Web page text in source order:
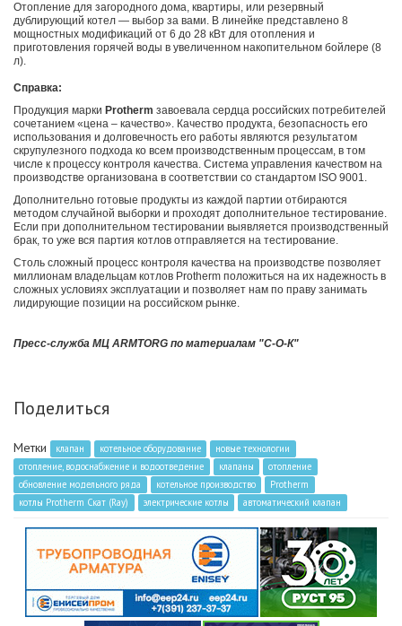
Отопление для загородного дома, квартиры, или резервный
дублирующий котел — выбор за вами. В линейке представлено 8
мощностных модификаций от 6 до 28 кВт для отопления и
приготовления горячей воды в увеличенном накопительном бойлере (8
л).
Справка:
Продукция марки Protherm завоевала сердца российских потребителей
сочетанием «цена – качество». Качество продукта, безопасность его
использования и долговечность его работы являются результатом
скрупулезного подхода ко всем производственным процессам, в том
числе к процессу контроля качества. Система управления качеством на
производстве организована в соответствии со стандартом ISO 9001.
Дополнительно готовые продукты из каждой партии отбираются
методом случайной выборки и проходят дополнительное тестирование.
Если при дополнительном тестировании выявляется производственный
брак, то уже вся партия котлов отправляется на тестирование.
Столь сложный процесс контроля качества на производстве позволяет
миллионам владельцам котлов Protherm положиться на их надежность в
сложных условиях эксплуатации и позволяет нам по праву занимать
лидирующие позиции на российском рынке.
Пресс-служба МЦ ARMTORG по материалам "С-О-К"
Поделиться
Метки клапан котельное оборудование
новые технологии
отопление, водоснабжение и водоотведение
клапаны
отопление
обновление модельного ряда
котельное производство
Protherm
котлы Protherm Скат (Ray)
электрические котлы автоматический клапан